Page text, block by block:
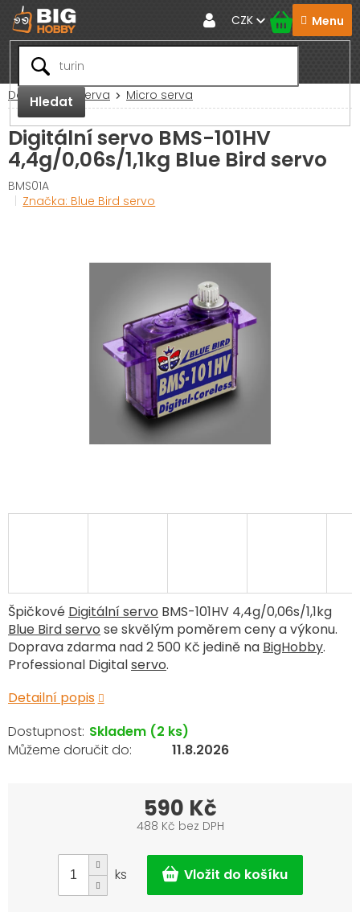
Přejít
na
obsah
Hledat
CZK
Domů RC Serva Micro serva
Digitální servo BMS-101HV
4,4g/0,06s/1,1kg Blue Bird servo
BMS01A
Značka: Blue Bird servo
Špičkové Digitální servo BMS-101HV 4,4g/0,06s/1,1kg
Blue Bird servo se skvělým poměrem ceny a výkonu.
Doprava zdarma nad 2 500 Kč jedině na BigHobby.
Professional Digitalservo.
Detailní popis
Skladem (2 ks)
11.8.2026
590 Kč
488 Kč bez DPH
cena:
ks